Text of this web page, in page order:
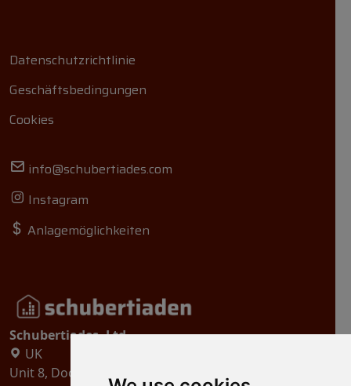
Datenschutzrichtlinie
Geschäftsbedingungen
Cookies
info@schubertiades.com
Instagram
Anlagemöglichkeiten
Schubertiades, Ltd.
UK
Unit 8, Dock Offices, Surrey Quays Road, London